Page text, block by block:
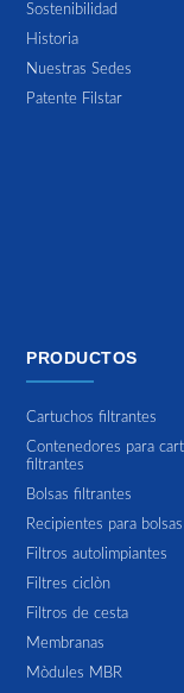
Sostenibilidad
Historia
Nuestras Sedes
Patente Filstar
PRODUCTOS
Cartuchos filtrantes
Contenedores para
filtrantes
Bolsas filtrantes
Recipientes para
Filtros autolimpiantes
Filtres ciclòn
Filtros de cesta
Membranas
Mòdules MBR